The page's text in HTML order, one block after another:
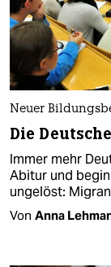
Neuer
Die
Immer mehr
Abitur und
ungelöst:
Von Anna